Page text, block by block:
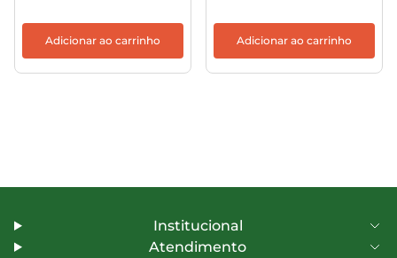
Adicionar ao carrinho Adicionar ao carrinho
Institucional
Atendimento